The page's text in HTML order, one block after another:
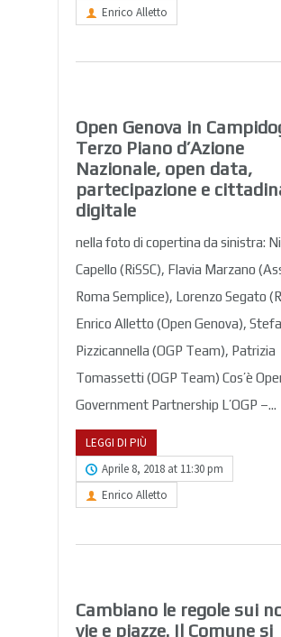
Enrico Alletto
Open Genova in
Terzo Piano d’Azione
Nazionale, open data,
partecipazione e
digitale
nella foto di copertina da sinistra:
Capello (RiSSC), Flavia Marzano
Roma Semplice), Lorenzo Segato
Enrico Alletto (Open Genova),
Pizzicannella (OGP Team), Patrizia
Tomassetti (OGP Team) Cos’è
Government Partnership L’OGP –...
LEGGI DI PIÙ
Aprile 8, 2018 at 11:30 pm
Enrico Alletto
Cambiano le regole sui
vie e piazze. Il Comune si